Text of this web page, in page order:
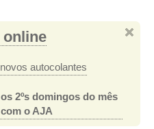
online
autocolantes
2ºs domingos do mês
o AJA